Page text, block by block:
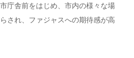
庁舎前をはじめ、市内の様々な場
され、ファジャスへの期待感が高